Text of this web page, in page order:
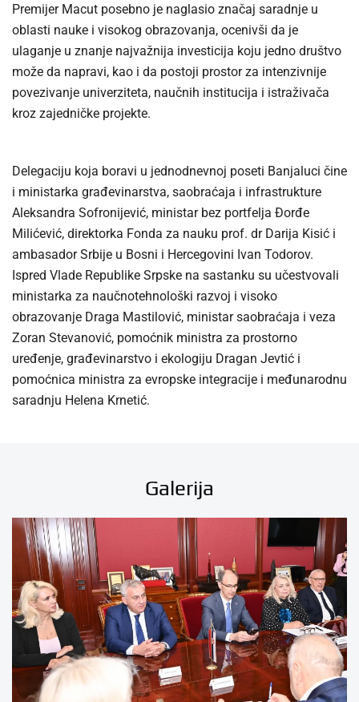
Premijer Macut posebno je naglasio značaj saradnje u
oblasti nauke i visokog obrazovanja, ocenivši da je
ulaganje u znanje najvažnija investicija koju jedno društvo
može da napravi, kao i da postoji prostor za intenzivnije
povezivanje univerziteta, naučnih institucija i istraživača
kroz zajedničke projekte.
Delegaciju koja boravi u jednodnevnoj poseti Banjaluci čine
i ministarka građevinarstva, saobraćaja i infrastrukture
Aleksandra Sofronijević, ministar bez portfelja Đorđe
Milićević, direktorka Fonda za nauku prof. dr Darija Kisić i
ambasador Srbije u Bosni i Hercegovini Ivan Todorov.
Ispred Vlade Republike Srpske na sastanku su učestvovali
ministarka za naučnotehnološki razvoj i visoko
obrazovanje Draga Mastilović, ministar saobraćaja i veza
Zoran Stevanović, pomoćnik ministra za prostorno
uređenje, građevinarstvo i ekologiju Dragan Jevtić i
pomoćnica ministra za evropske integracije i međunarodnu
saradnju Helena Krnetić.
Galerija